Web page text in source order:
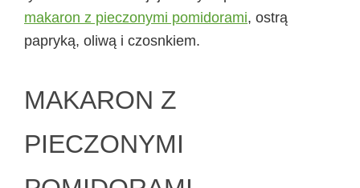
makaron z pieczonymi pomidorami, ostrą
papryką, oliwą i czosnkiem.
MAKARON Z
PIECZONYMI